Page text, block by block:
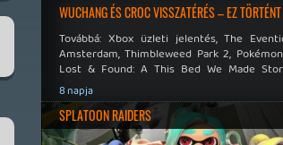
WUCHANG ÉS CROC VISSZATÉRÉS – EZ
Továbbá: Xbox üzleti jelentés, The
Amsterdam, Thimbleweed Park 2,
Lost & Found: A This Bed We Made
Never Dies.
8 napja
SPLATOON RAIDERS